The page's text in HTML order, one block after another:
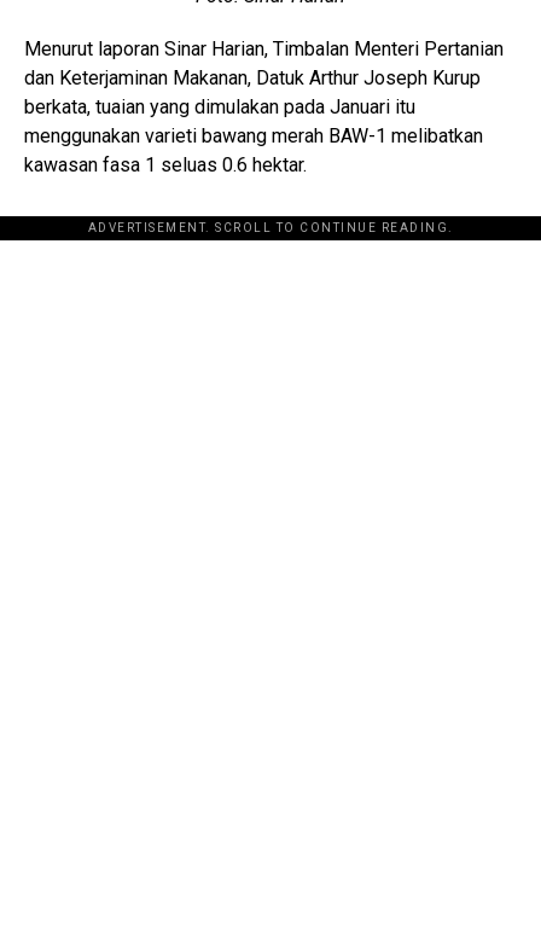
Menurut laporan Sinar Harian, Timbalan Menteri Pertanian
dan Keterjaminan Makanan, Datuk Arthur Joseph Kurup
berkata, tuaian yang dimulakan pada Januari itu
menggunakan varieti bawang merah BAW-1 melibatkan
kawasan fasa 1 seluas 0.6 hektar.
ADVERTISEMENT. SCROLL TO CONTINUE READING.